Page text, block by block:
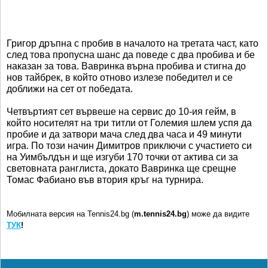
Григор дръпна с пробив в началото на третата част, като
след това пропусна шанс да поведе с два пробива и бе
наказан за това. Вавринка върна пробива и стигна до
нов тайбрек, в който отново излезе победител и се
доближи на сет от победата.
Четвъртият сет вървеше на сервис до 10-ия гейм, в
който носителят на три титли от Големия шлем успя да
пробие и да затвори мача след два часа и 49 минути
игра. По този начин Димитров приключи с участието си
на Уимбълдън и ще изгуби 170 точки от актива си за
световната ранглиста, докато Вавринка ще срещне
Томас Фабиано във втория кръг на турнира.
Мобилната версия на Tennis24.bg (m.tennis24.bg) може да видите
ТУК!